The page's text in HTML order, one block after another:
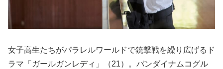
女子高生たちがパラレルワールドで銃撃戦を繰り広げるド
ラマ「ガールガンレディ」（21）。バンダイナムコグル